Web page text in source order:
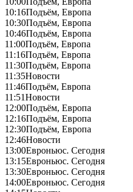
10:16Подъём, Европа
10:30Подъём, Европа
10:46Подъём, Европа
11:00Подъём, Европа
11:16Подъём, Европа
11:30Подъём, Европа
11:35Новости
11:46Подъём, Европа
11:51Новости
12:00Подъём, Европа
12:16Подъём, Европа
12:30Подъём, Европа
12:46Новости
13:00Евроньюс. Сегодня
13:15Евроньюс. Сегодня
13:30Евроньюс. Сегодня
14:00Евроньюс. Сегодня